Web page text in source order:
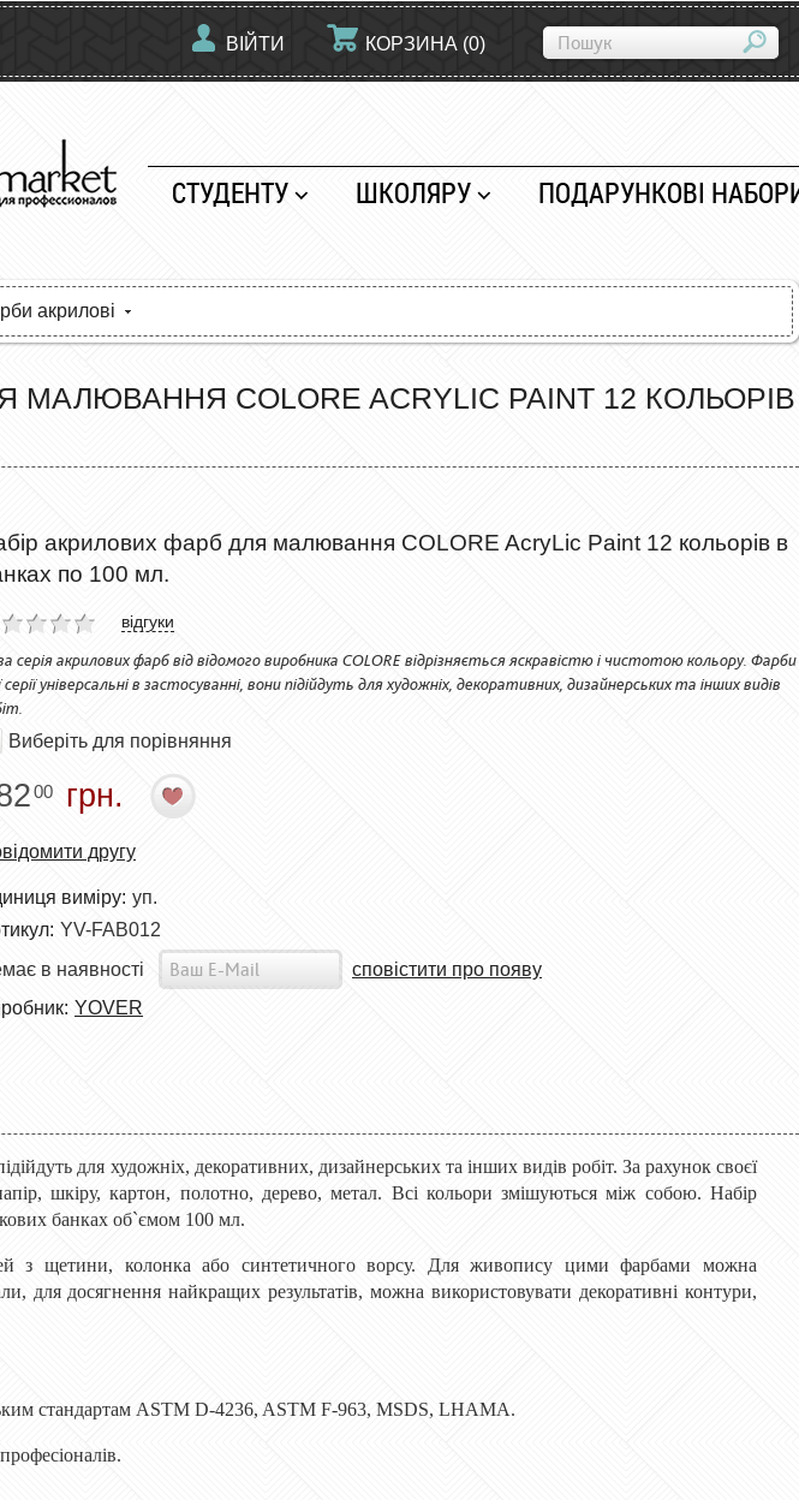
ВІЙТИ КОРЗИНА (0)
СТУДЕНТУ ШКОЛЯРУ ПОДАРУНКОВІ
акрилові
COLORE ACRYLIC PAINT 12 КОЛЬОРІВ
акрилових фарб для малювання COLORE AcryLic Paint 12 кольорів в
по 100 мл.
відгуки
серія акрилових фарб від відомого виробника COLORE відрізняється яскравістю і чистотою кольору. Фарби
серії універсальні в застосуванні, вони підійдуть для художніх, декоративних, дизайнерських та інших видів
Виберіть для порівняння
00 грн.
другу
виміру: уп.
YV-FAB012
в наявності
сповістити про появу
YOVER
для художніх, декоративних, дизайнерських та інших видів робіт. За рахунок своєї
шкіру, картон, полотно, дерево, метал. Всі кольори змішуються між собою. Набір
банках об`ємом 100 мл.
з щетини, колонка або синтетичного ворсу. Для живопису цими фарбами можна
для досягнення найкращих результатів, можна використовувати декоративні контури,
стандартам ASTM D-4236, ASTM F-963, MSDS, LHAMA.